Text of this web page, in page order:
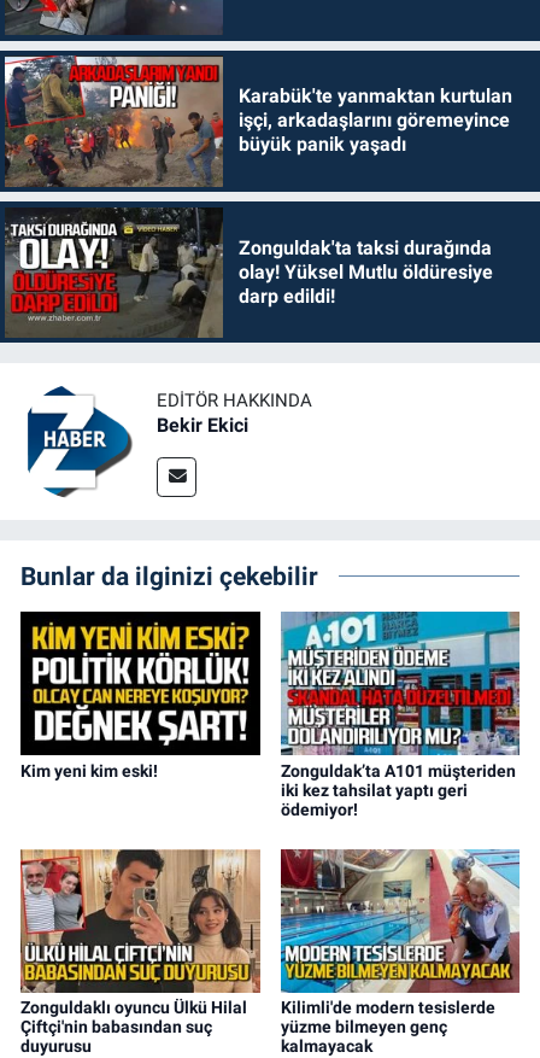
Karabük'te yanmaktan kurtulan
işçi, arkadaşlarını göremeyince
büyük panik yaşadı
Zonguldak'ta taksi durağında
olay! Yüksel Mutlu öldüresiye
darp edildi!
EDITÖR HAKKINDA
Bekir Ekici
Bunlar da ilginizi çekebilir
Kim yeni kim eski!
Zonguldak’ta A101 müşteriden
iki kez tahsilat yaptı geri
ödemiyor!
Zonguldaklı oyuncu Ülkü Hilal
Çiftçi'nin babasından suç
duyurusu
Kilimli'de modern tesislerde
yüzme bilmeyen genç
kalmayacak